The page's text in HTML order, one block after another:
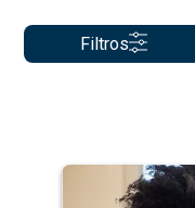
Filtros